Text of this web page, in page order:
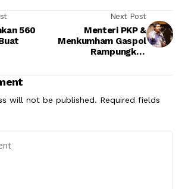
560
Next Post
Menteri PKP &
Menkumham Gaspol
Rampungkan
will not be published. Required fields